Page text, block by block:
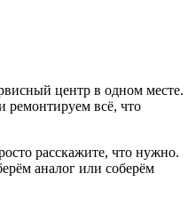
центр в одном месте.
ремонтируем всё, что
расскажите, что нужно.
аналог или соберём